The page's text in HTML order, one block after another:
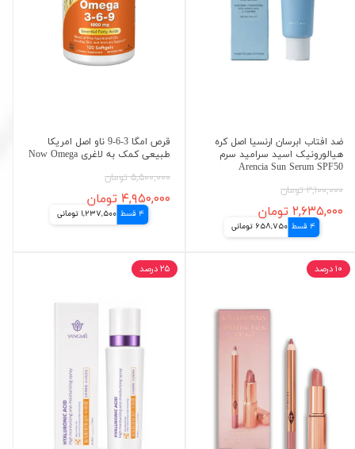
ضد افتاب ابرسان ارنسیا اصل کره
هیالورونیک اسید سرامید سرم
Arencia Sun Serum SPF50
۳,۱۰۰,۰۰۰ تومان
۲,۶۳۵,۰۰۰ تومان
4 قسط 658,750 تومانی
قرص امگا 3-6-9 ناو اصل امریکا
طبیعی کمک به لاغری Now Omega
۵,۵۰۰,۰۰۰ تومان
۴,۹۵۰,۰۰۰ تومان
4 قسط 1,237,500 تومانی
۱۰ درصد ۲۵ درصد